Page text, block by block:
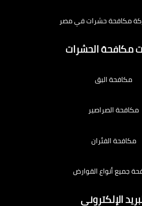
مكافحة حشرات في مصر
مكافحة الحشرات
مكافحة البق
مكافحة الصراصير
مكافحة الفئران
جميع أنواع القوارض
الإلكتروني